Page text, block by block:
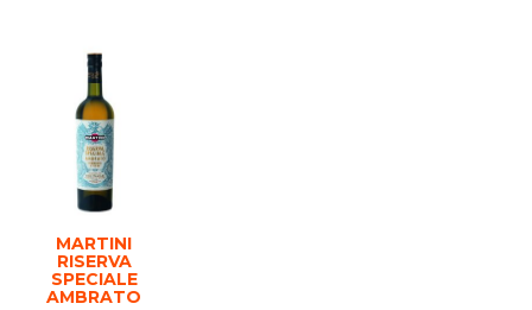
MARTINI
RISERVA
SPECIALE
AMBRATO